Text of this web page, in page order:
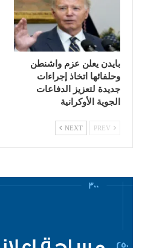
بايدن يعلن عزم واشنطن
وحلفائها اتخاذ إجراءات
جديدة لتعزيز الدفاعات
الجوية الأوكرانية
NEXT